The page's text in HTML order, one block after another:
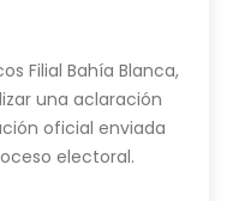
Filial Bahía Blanca,
una aclaración
oficial enviada
electoral.